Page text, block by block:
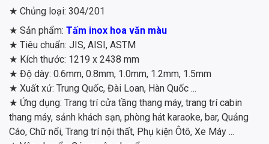
★ Chủng loại: 304/201
★ Sản phẩm: Tấm inox hoa văn màu
★ Tiêu chuẩn: JIS, AISI, ASTM
★ Kích thước: 1219 x 2438 mm
★ Độ dày: 0.6mm, 0.8mm, 1.0mm, 1.2mm, 1.5mm
★ Xuất xứ: Trung Quốc, Đài Loan, Hàn Quốc ...
★ Ứng dụng: Trang trí cửa tầng thang máy, trang trí cabin
thang máy, sảnh khách sạn, phòng hát karaoke, bar, Quảng
Cáo, Chữ nổi, Trang trí nội thất, Phụ kiện Ôtô, Xe Máy ...